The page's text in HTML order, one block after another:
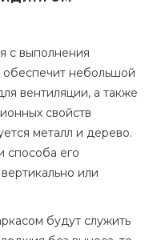
с выполнения
обеспечит небольшой
вентиляции, а также
свойств
металл и дерево.
способа его
или
будут служить